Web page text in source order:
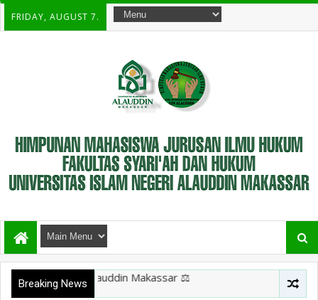
FRIDAY, AUGUST 7.
Breaking News
Uin Alauddin Makassar ⚖️